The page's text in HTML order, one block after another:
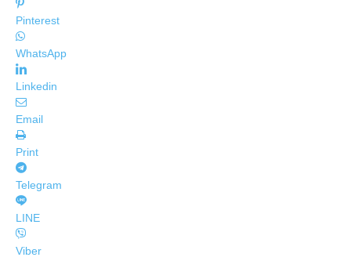
Pinterest
WhatsApp
Linkedin
Email
Print
Telegram
LINE
Viber